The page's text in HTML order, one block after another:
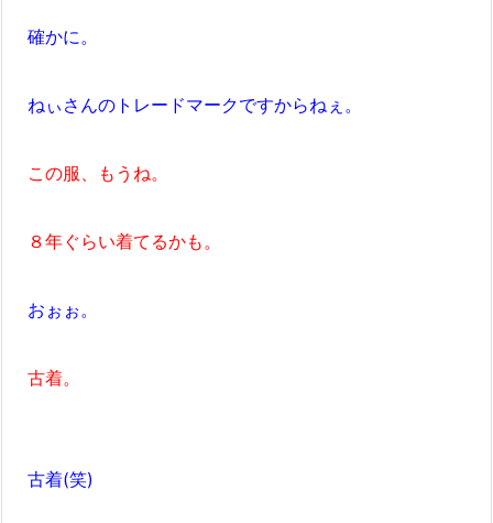
確かに。
ねぃさんのトレードマークですからねぇ。
この服、もうね。
８年ぐらい着てるかも。
おぉぉ。
古着。
古着(笑)